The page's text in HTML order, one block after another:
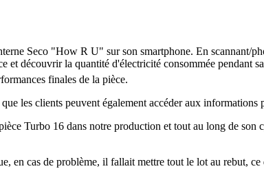
Seco "How R U" sur son smartphone. En scannant/
et découvrir la quantité d'électricité consommée pendant
finales de la pièce.
les clients peuvent également accéder aux
Turbo 16 dans notre production et tout au long de
en cas de problème, il fallait mettre tout le lot au rebut, ce